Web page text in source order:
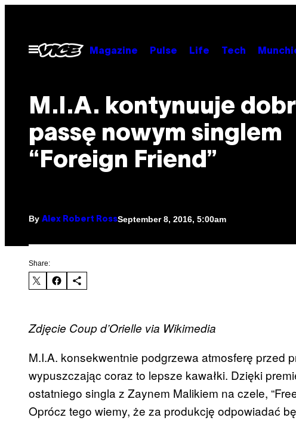
contentOpen
Menu
Magazine Pulse Life Tech
M.I.A. kontynuuje
passę nowym singlem
“Foreign Friend”
By Alex Robert RossSeptember 8, 2016, 5:00am
Share:
Zdjęcie Coup d’Orielle via Wikimedia
M.I.A. konsekwentnie podgrzewa atmosferę przed
wypuszczając coraz to lepsze kawałki. Dzięki
ostatniego singla z Zaynem Malikiem na czele,
Oprócz tego wiemy, że za produkcję odpowiadać